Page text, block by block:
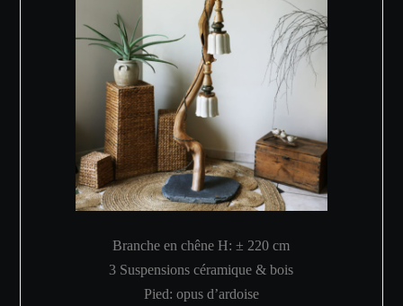
Branche en chêne H: ± 220 cm
3 Suspensions céramique & bois
Pied: opus d’ardoise